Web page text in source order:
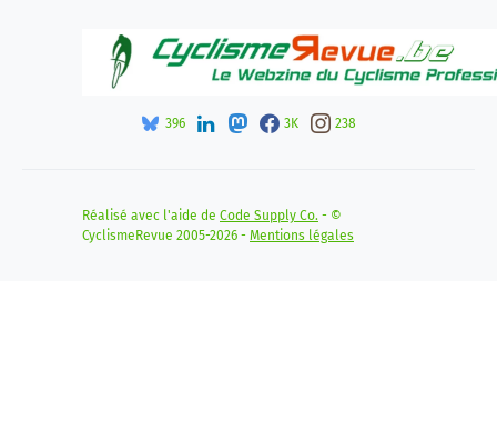
396 3K 238
Réalisé avec l'aide de Code Supply Co. - ©
CyclismeRevue 2005-2026 - Mentions légales